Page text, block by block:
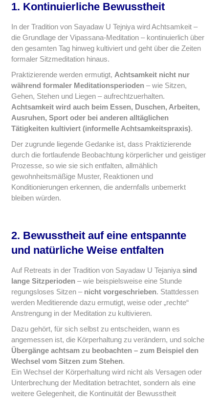
1. Kontinuierliche Bewusstheit
In der Tradition von Sayadaw U Tejniya wird Achtsamkeit –
die Grundlage der Vipassana-Meditation – kontinuierlich über
den gesamten Tag hinweg kultiviert und geht über die Zeiten
formaler Sitzmeditation hinaus.
Praktizierende werden ermutigt, Achtsamkeit nicht nur
während formaler Meditationsperioden – wie Sitzen,
Gehen, Stehen und Liegen – aufrechtzuerhalten.
Achtsamkeit wird auch beim Essen, Duschen, Arbeiten,
Ausruhen, Sport oder bei anderen alltäglichen
Tätigkeiten kultiviert (informelle Achtsamkeitspraxis).
Der zugrunde liegende Gedanke ist, dass Praktizierende
durch die fortlaufende Beobachtung körperlicher und geistiger
Prozesse, so wie sie sich entfalten, allmählich
gewohnheitsmäßige Muster, Reaktionen und
Konditionierungen erkennen, die andernfalls unbemerkt
bleiben würden.
2. Bewusstheit auf eine entspannte
und natürliche Weise entfalten
Auf Retreats in der Tradition von Sayadaw U Tejaniyasind
lange Sitzperioden – wie beispielsweise eine Stunde
regungsloses Sitzen – nicht vorgeschrieben. Stattdessen
werden Meditierende dazu ermutigt, weise oder „rechte“
Anstrengung in der Meditation zu kultivieren.
Dazu gehört, für sich selbst zu entscheiden, wann es
angemessen ist, die Körperhaltung zu verändern, und solche
Übergänge achtsam zu beobachten – zum Beispiel den
Wechsel vom Sitzen zum Stehen.
Ein Wechsel der Körperhaltung wird nicht als Versagen oder
Unterbrechung der Meditation betrachtet, sondern als eine
weitere Gelegenheit, die Kontinuität der Bewusstheit